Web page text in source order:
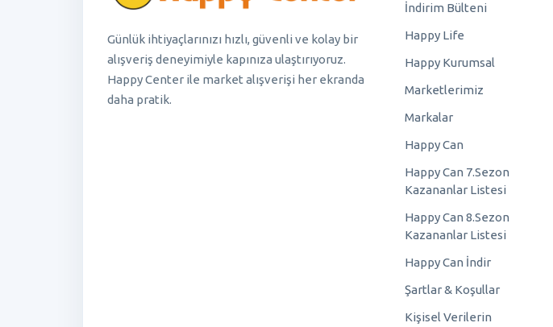
Günlük ihtiyaçlarınızı hızlı, güvenli ve kolay bir
alışveriş deneyimiyle kapınıza ulaştırıyoruz.
Happy Center ile market alışverişi her ekranda
daha pratik.
İndirim Bülteni
Happy Life
Happy Kurumsal
Marketlerimiz
Markalar
Happy Can
Happy Can 7.Sezon
Kazananlar Listesi
Happy Can 8.Sezon
Kazananlar Listesi
Happy Can İndir
Şartlar & Koşullar
Kişisel Verilerin